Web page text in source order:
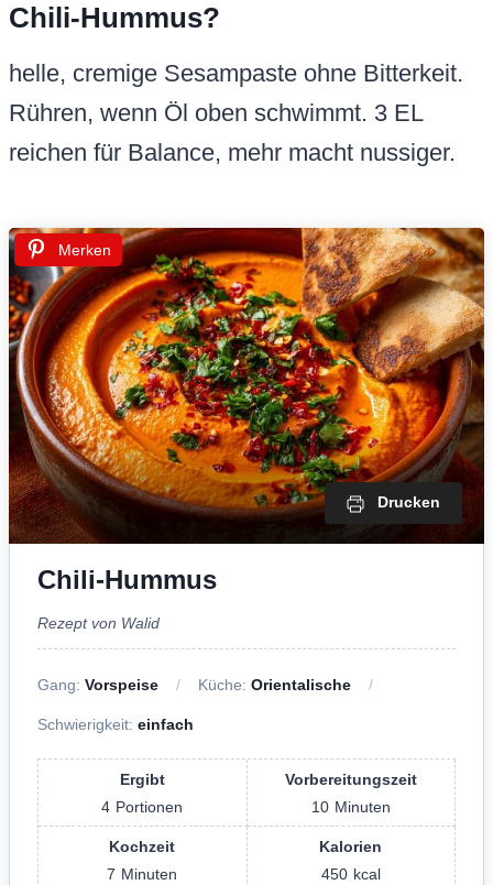
Chili-Hummus?
helle, cremige Sesampaste ohne Bitterkeit.
Rühren, wenn Öl oben schwimmt. 3 EL
reichen für Balance, mehr macht nussiger.
Merken
Drucken
Chili-Hummus
Rezept von Walid
Gang: Vorspeise Küche: Orientalische
Schwierigkeit: einfach
Ergibt
4 Portionen
Vorbereitungszeit
10 Minuten
Kochzeit
7 Minuten
Kalorien
450 kcal